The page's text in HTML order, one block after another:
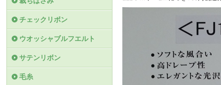
チェックリボン
ウオッシャブルフエルト
サテンリボン
毛糸